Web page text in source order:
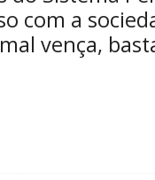
com a
vença,